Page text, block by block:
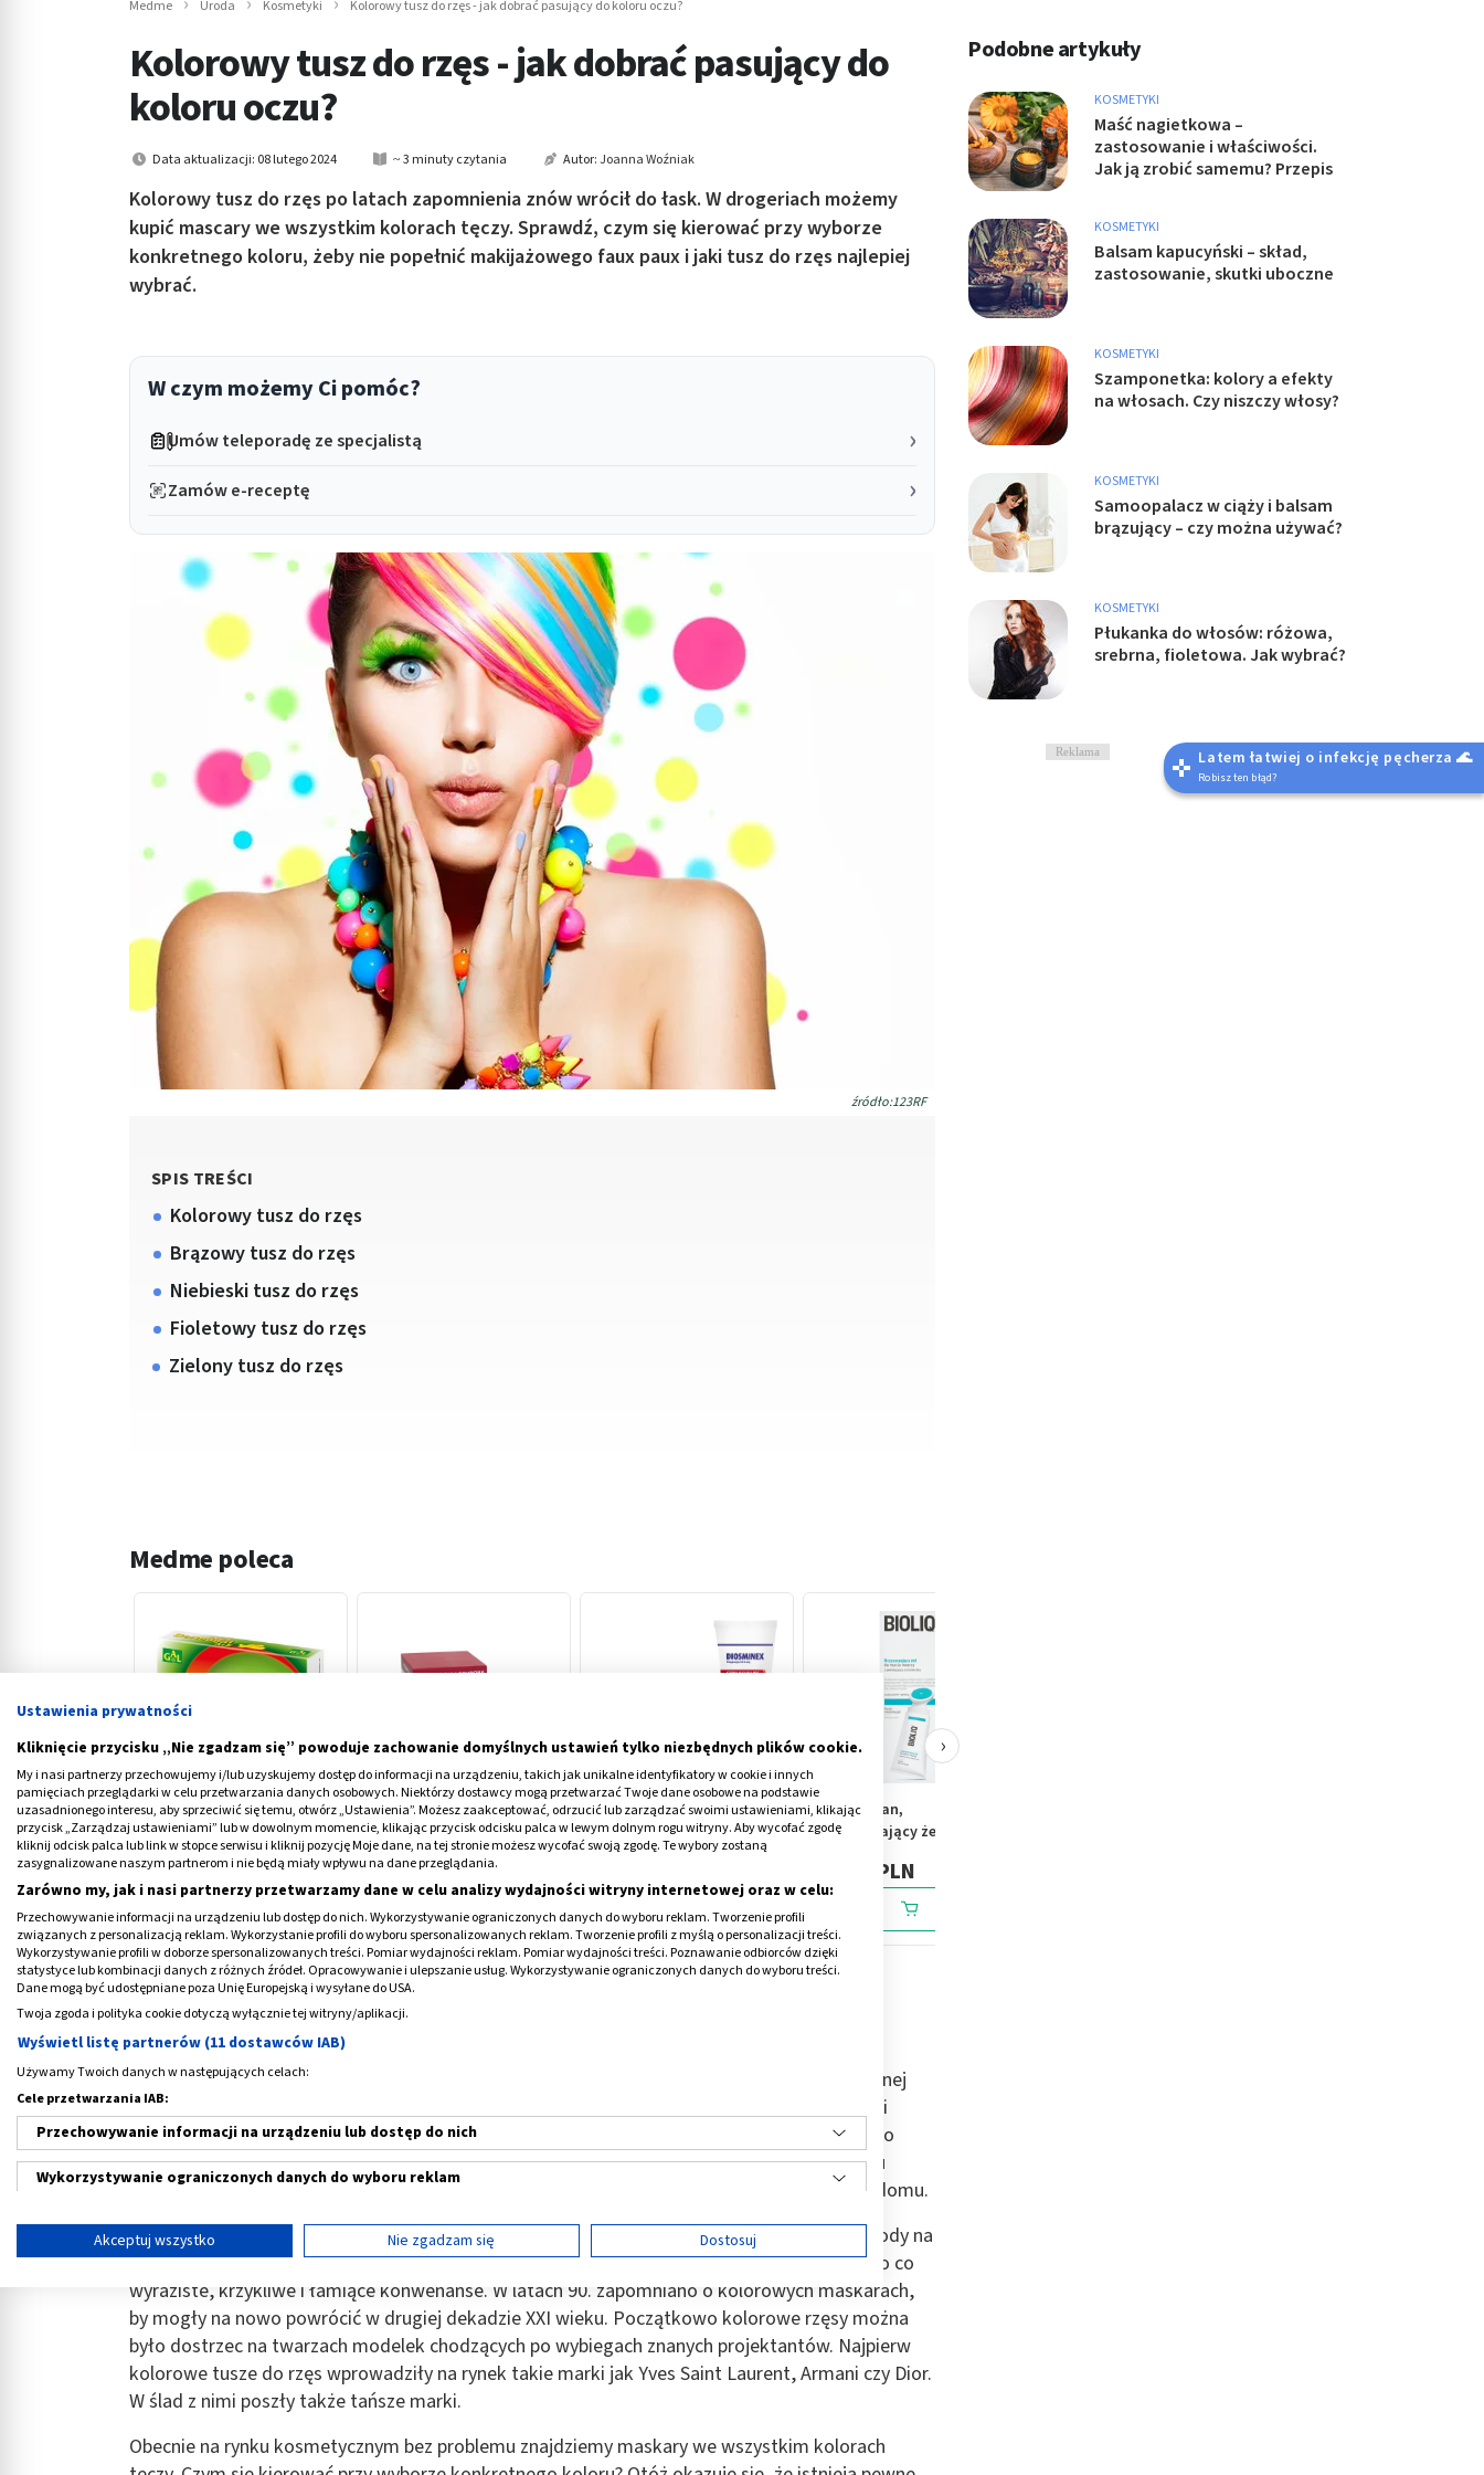
Medme Uroda Kosmetyki Kolorowy tusz do rzęs - jak dobrać pasujący do koloru oczu?
Kolorowy tusz do rzęs - jak dobrać pasujący do
koloru oczu?
Data aktualizacji: 08 lutego 2024 ~ 3 minuty czytania Autor:Joanna Woźniak
Kolorowy tusz do rzęs po latach zapomnienia znów wrócił do łask. W drogeriach możemy
kupić mascary we wszystkim kolorach tęczy. Sprawdź, czym się kierować przy wyborze
konkretnego koloru, żeby nie popełnić makijażowego faux paux i jaki tusz do rzęs najlepiej
wybrać.
W czym możemy Ci pomóc?
Umów teleporadę ze specjalistą
Zamów e-receptę
źródło:123RF
SPIS TREŚCI
Kolorowy tusz do rzęs
Brązowy tusz do rzęs
Niebieski tusz do rzęs
Fioletowy tusz do rzęs
Zielony tusz do rzęs
Medme poleca
Gal Dermogal A + E, twist
off, kosmetyki w
kapsułkach, 48 szt.
19,59 PLN
Tisane, balsam do ust, 5
ml (4,7 g)
15,09 PLN
Diosminex szybka ulga dla
nóg, żel, 100 g
Bioliq Clean,
oczyszczający żel do
32,49 PLN
‹ ›
Kolorowy tusz do rzęs
Kolorowy tusz do rzęs pojawił się w 1960 roku za sprawą Charlesa Revsona, właściciela znanej
marki kosmetycznej Revlon i od razu stał się ulubionym kosmetykiem kobiet. Po smutnych i
pozbawionych kolorów czasach wojny kobiety zapragnęły mieć kolorowe rzęsy, co wywołało
istną rewolucję w świecie makijażu. Mascary w odcieniach zieleni, fioletu, błękitu oraz brązu
kupowały nie tylko nastolatki, ale także dorosłe kobiety, zarówno te pracujące, jak i panie domu.
W latach 60. kolorowy
tusz do rzęsstał się produktem must have, jednak pełen rozkwit mody na
barwne rzęsy przypadł na lata 80., kiedy w modzie królowały neonowe kolory oraz wszystko co
wyraziste, krzykliwe i łamiące konwenanse. W latach 90. zapomniano o kolorowych maskarach,
by mogły na nowo powrócić w drugiej dekadzie XXI wieku. Początkowo kolorowe rzęsy można
było dostrzec na twarzach modelek chodzących po wybiegach znanych projektantów. Najpierw
kolorowe tusze do rzęs wprowadziły na rynek takie marki jak Yves Saint Laurent, Armani czy Dior.
W ślad z nimi poszły także tańsze marki.
Obecnie na rynku kosmetycznym bez problemu znajdziemy maskary we wszystkim kolorach
Podobne artykuły
KOSMETYKI
Maść nagietkowa –
zastosowanie i właściwości.
Jak ją zrobić samemu? Przepis
KOSMETYKI
Balsam kapucyński – skład,
zastosowanie, skutki uboczne
KOSMETYKI
Szamponetka: kolory a efekty
na włosach. Czy niszczy włosy?
KOSMETYKI
Samoopalacz w ciąży i balsam
brązujący – czy można używać?
KOSMETYKI
Płukanka do włosów: różowa,
srebrna, fioletowa. Jak wybrać?
Reklama Latem łatwiej o infekcję pęcherza 🌊
Robisz ten błąd?
Ustawienia prywatności
Kliknięcie przycisku „Nie zgadzam się” powoduje zachowanie domyślnych ustawień tylko niezbędnych plików cookie.
My i nasi partnerzy przechowujemy i/lub uzyskujemy dostęp do informacji na urządzeniu, takich jak unikalne identyfikatory w cookie i innych
pamięciach przeglądarki w celu przetwarzania danych osobowych. Niektórzy dostawcy mogą przetwarzać Twoje dane osobowe na podstawie
uzasadnionego interesu, aby sprzeciwić się temu, otwórz „Ustawienia”. Możesz zaakceptować, odrzucić lub zarządzać swoimi ustawieniami, klikając
przycisk „Zarządzaj ustawieniami” lub w dowolnym momencie, klikając przycisk odcisku palca w lewym dolnym rogu witryny. Aby wycofać zgodę
kliknij odcisk palca lub link w stopce serwisu i kliknij pozycję Moje dane, na tej stronie możesz wycofać swoją zgodę. Te wybory zostaną
zasygnalizowane naszym partnerom i nie będą miały wpływu na dane przeglądania.
Zarówno my, jak i nasi partnerzy przetwarzamy dane w celu analizy wydajności witryny internetowej oraz w celu:
Przechowywanie informacji na urządzeniu lub dostęp do nich. Wykorzystywanie ograniczonych danych do wyboru reklam. Tworzenie profili
związanych z personalizacją reklam. Wykorzystanie profili do wyboru spersonalizowanych reklam. Tworzenie profili z myślą o personalizacji treści.
Wykorzystywanie profili w doborze spersonalizowanych treści. Pomiar wydajności reklam. Pomiar wydajności treści. Poznawanie odbiorców dzięki
statystyce lub kombinacji danych z różnych źródeł. Opracowywanie i ulepszanie usług. Wykorzystywanie ograniczonych danych do wyboru treści.
Dane mogą być udostępniane poza Unię Europejską i wysyłane do USA.
Twoja zgoda i polityka cookie dotyczą wyłącznie tej witryny/aplikacji.
Wyświetl listę partnerów (11 dostawców IAB)
Używamy Twoich danych w następujących celach:
Cele przetwarzania IAB:
Przechowywanie informacji na urządzeniu lub dostęp do nich
Wykorzystywanie ograniczonych danych do wyboru reklam
Tworzenie profili w celu spersonalizowanych reklam
Tworzenie profili w celu personalizacji treści
Wykorzystywanie profili w celu doboru spersonalizowanych treści
Pomiar efektywności reklam
Pomiar efektywności treści
Akceptuj wszystko Nie zgadzam się Dostosuj